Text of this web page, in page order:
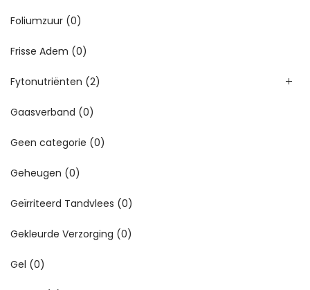
Foliumzuur (0)
Frisse Adem (0)
Fytonutriënten (2)
Gaasverband (0)
Geen categorie (0)
Geheugen (0)
Geïrriteerd Tandvlees (0)
Gekleurde Verzorging (0)
Gel (0)